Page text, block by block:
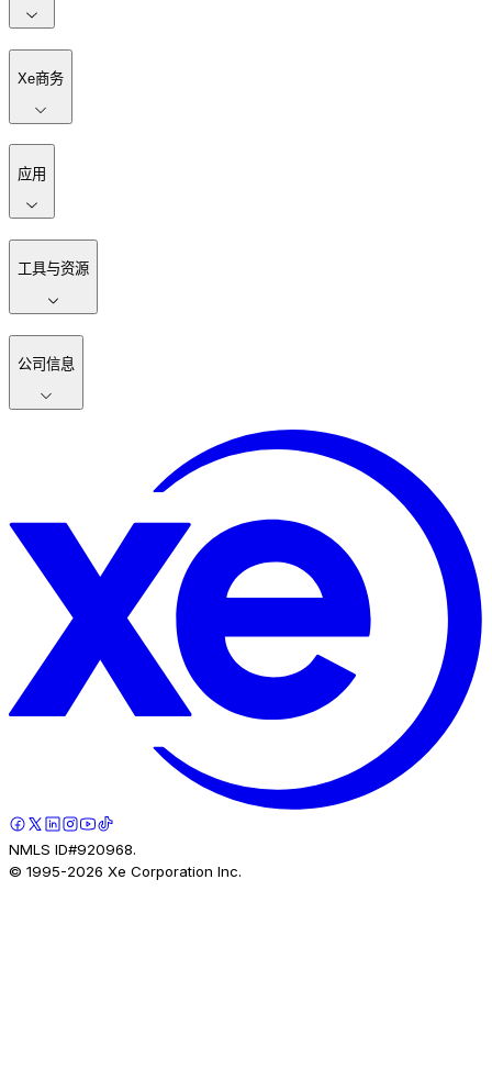
Xe商务
应用
工具与资源
公司信息
NMLS ID#920968.
© 1995-2026 Xe Corporation Inc.